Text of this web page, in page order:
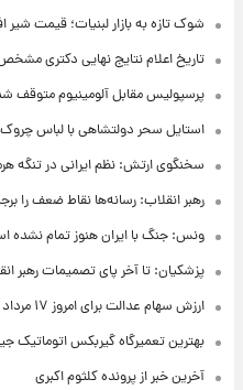
شوک تازه به بازار لبنیات؛ قیمت
تاریخ اعلام نتایج نهایی دکتری
پرسپولیس مقابل آلومینیوم متوقف
استایل سحر دولتشاهی با لباس
سخنگوی ارتش: نظم ایرانی در تنگه
رهبر انقلاب: رسانه‌ها نقاط ضعف را
ونس: جنگ با ایران هنوز تمام نشده
پزشکیان: تا آخر پای تصمیمات رهبر
ارزش سهام عدالت برای امروز ۱۷ مرداد ۱۴۰۵ + جدول
بهترین تعمیرگاه گیربکس اتوماتیک
آخرین خبر از پرونده کلثوم اکبری